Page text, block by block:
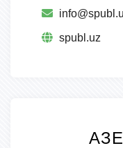
spubl.uz